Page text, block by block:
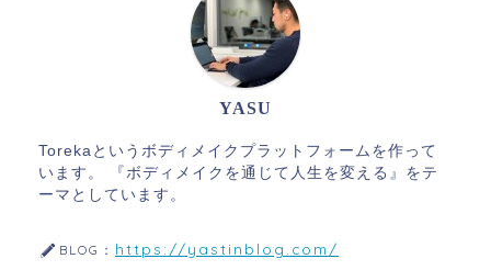
YASU
Torekaというボディメイクプラットフォームを作って
います。 『ボディメイクを通じて人生を変える』をテ
ーマとしています。
BLOG： https://yastinblog.com/